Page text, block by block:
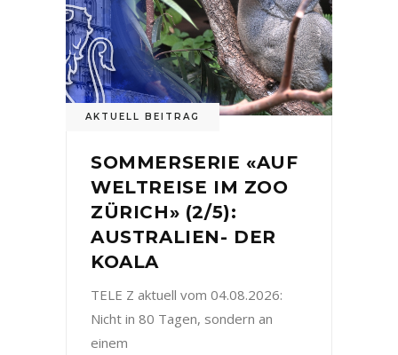
AKTUELL BEITRAG
SOMMERSERIE «AUF
WELTREISE IM ZOO
ZÜRICH» (2/5):
AUSTRALIEN- DER
KOALA
TELE Z aktuell vom 04.08.2026:
Nicht in 80 Tagen, sondern an
einem